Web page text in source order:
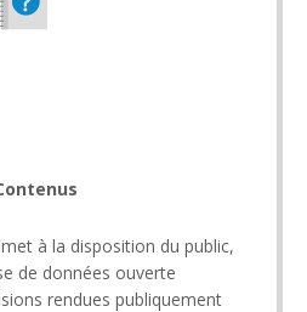
à la disposition du public,
de données ouverte
rendues publiquement